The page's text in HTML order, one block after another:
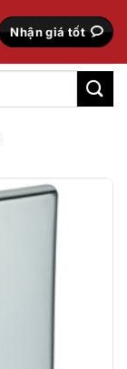
Nhận giá tốt